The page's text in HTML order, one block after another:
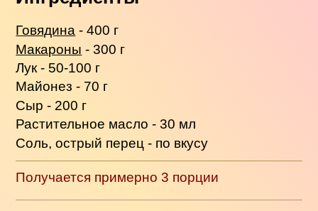
Говядина - 400 г
Макароны - 300 г
Лук - 50-100 г
Майонез - 70 г
Сыр - 200 г
Растительное масло - 30 мл
Соль, острый перец - по вкусу
Получается примерно 3 порции